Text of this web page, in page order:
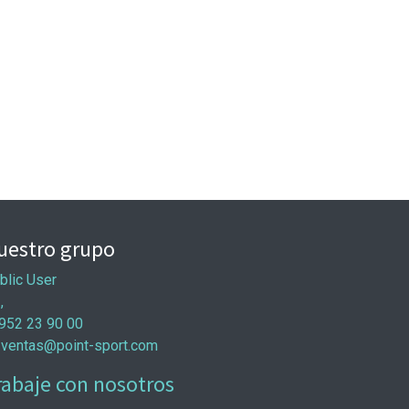
grupo
User
23 90 00
ventas@point-sport.com
con nosotros